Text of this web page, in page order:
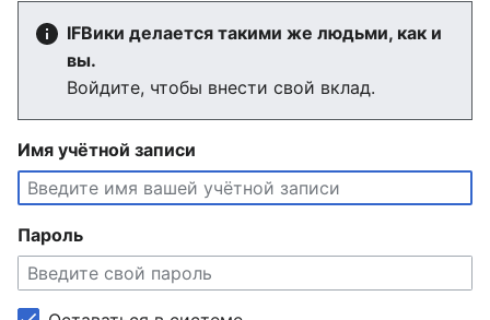
IFВики делается такими же людьми, как и
вы.
Войдите, чтобы внести свой вклад.
Имя учётной записи
Пароль